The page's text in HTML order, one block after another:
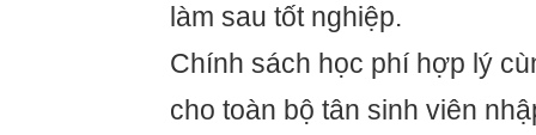
làm sau tốt nghiệp.
Chính sách học phí hợp lý
cho toàn bộ tân sinh viên